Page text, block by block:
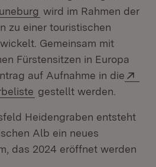
(Öffnet in neuem
wird im Rahmen der
zu einer touristischen
Gemeinsam mit
Fürstensitzen in Europa
auf Aufnahme in die
(Öffnet in neuem
gestellt werden.
Heidengraben entsteht
Alb ein neues
das 2024 eröffnet werden